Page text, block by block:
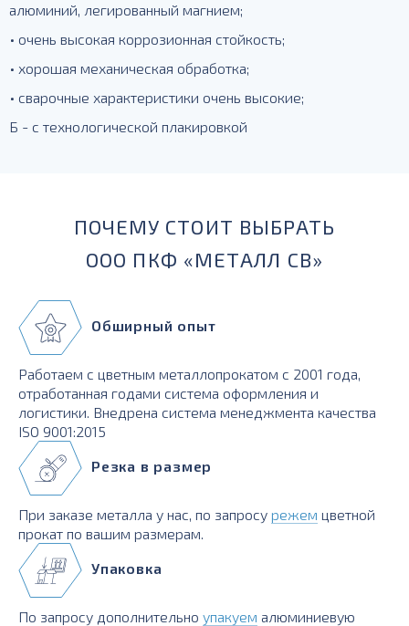
алюминий, легированный магнием;
• очень высокая коррозионная стойкость;
• хорошая механическая обработка;
• сварочные характеристики очень высокие;
Б - с технологической плакировкой
ПОЧЕМУ СТОИТ ВЫБРАТЬ
ООО ПКФ «МЕТАЛЛ СВ»
Обширный опыт
Работаем с цветным металлопрокатом с 2001 года,
отработанная годами система оформления и
логистики. Внедрена система менеджмента качества
ISO 9001:2015
Резка в размер
При заказе металла у нас, по запросу режем цветной
прокат по вашим размерам.
Упаковка
По запросу дополнительно упакуем алюминиевую